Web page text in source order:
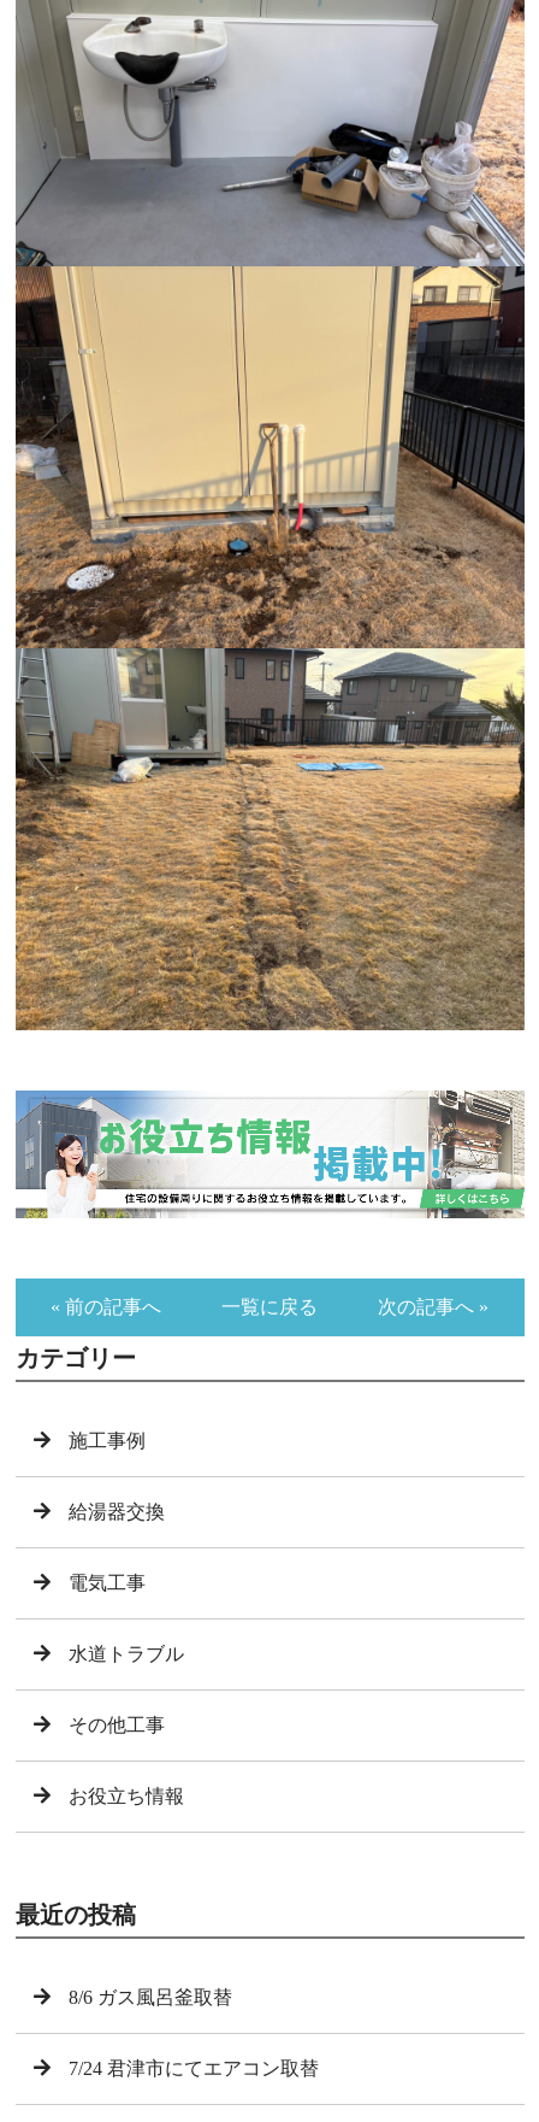
« 前の記事へ 一覧に戻る 次の記事へ »
カテゴリー
施工事例
給湯器交換
電気工事
水道トラブル
その他工事
お役立ち情報
最近の投稿
8/6 ガス風呂釜取替
7/24 君津市にてエアコン取替